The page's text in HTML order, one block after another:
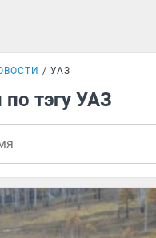
УАЗ
тэгу УАЗ